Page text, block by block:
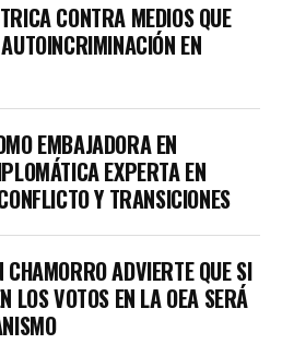
CONTRA MEDIOS QUE
EN
EMBAJADORA EN
EXPERTA EN
Y TRANSICIONES
ADVIERTE QUE SI
LOS VOTOS EN LA OEA SERÁ